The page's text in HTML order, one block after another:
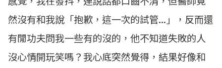
然沒有和我說「抱歉，這一次的試管...」，反而還
有閒功夫問我一些有的沒的，他不知道失敗的人
沒心情開玩笑嗎？我心底突然覺得，結果好像和